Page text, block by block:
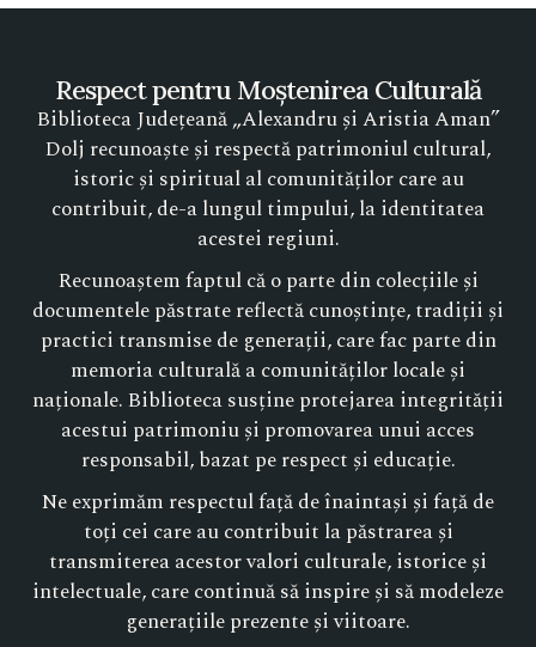
Respect pentru Moștenirea Culturală
Biblioteca Județeană „Alexandru și Aristia Aman”
Dolj recunoaște și respectă patrimoniul cultural,
istoric și spiritual al comunităților care au
contribuit, de-a lungul timpului, la identitatea
acestei regiuni.
Recunoaștem faptul că o parte din colecțiile și
documentele păstrate reflectă cunoștințe, tradiții și
practici transmise de generații, care fac parte din
memoria culturală a comunităților locale și
naționale. Biblioteca susține protejarea integrității
acestui patrimoniu și promovarea unui acces
responsabil, bazat pe respect și educație.
Ne exprimăm respectul față de înaintași și față de
toți cei care au contribuit la păstrarea și
transmiterea acestor valori culturale, istorice și
intelectuale, care continuă să inspire și să modeleze
generațiile prezente și viitoare.